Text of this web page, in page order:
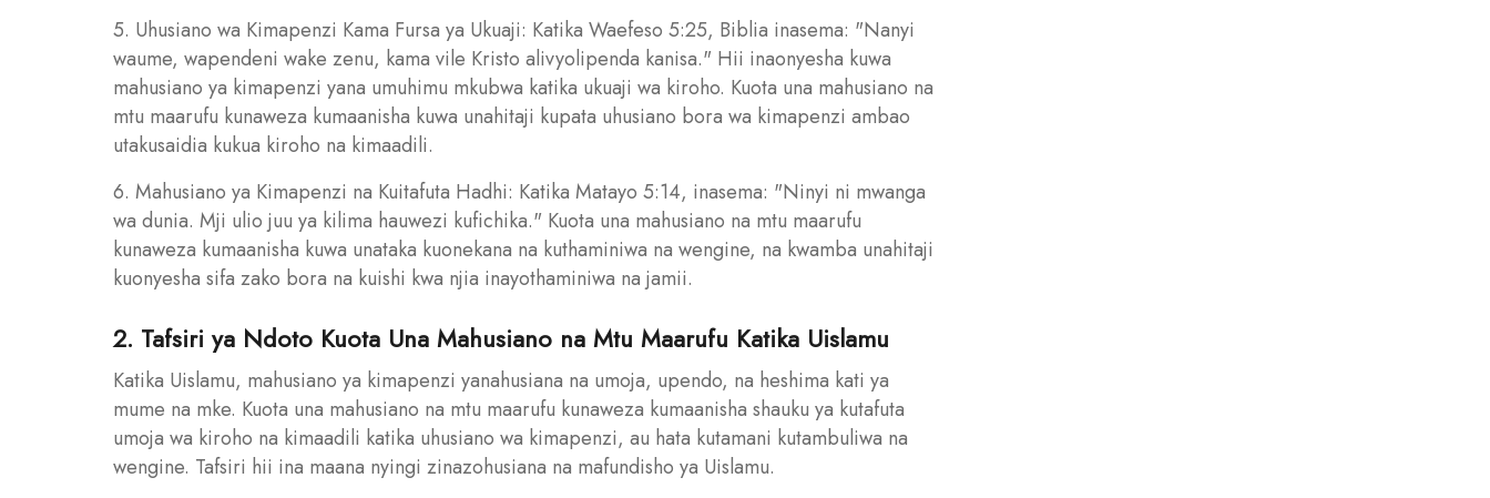
5. Uhusiano wa Kimapenzi Kama Fursa ya Ukuaji: Katika Waefeso 5:25, Biblia inasema: "Nanyi
waume, wapendeni wake zenu, kama vile Kristo alivyolipenda kanisa." Hii inaonyesha kuwa
mahusiano ya kimapenzi yana umuhimu mkubwa katika ukuaji wa kiroho. Kuota una mahusiano na
mtu maarufu kunaweza kumaanisha kuwa unahitaji kupata uhusiano bora wa kimapenzi ambao
utakusaidia kukua kiroho na kimaadili.
6. Mahusiano ya Kimapenzi na Kuitafuta Hadhi: Katika Matayo 5:14, inasema: "Ninyi ni mwanga
wa dunia. Mji ulio juu ya kilima hauwezi kufichika." Kuota una mahusiano na mtu maarufu
kunaweza kumaanisha kuwa unataka kuonekana na kuthaminiwa na wengine, na kwamba unahitaji
kuonyesha sifa zako bora na kuishi kwa njia inayothaminiwa na jamii.
2. Tafsiri ya Ndoto Kuota Una Mahusiano na Mtu Maarufu Katika Uislamu
Katika Uislamu, mahusiano ya kimapenzi yanahusiana na umoja, upendo, na heshima kati ya
mume na mke. Kuota una mahusiano na mtu maarufu kunaweza kumaanisha shauku ya kutafuta
umoja wa kiroho na kimaadili katika uhusiano wa kimapenzi, au hata kutamani kutambuliwa na
wengine. Tafsiri hii ina maana nyingi zinazohusiana na mafundisho ya Uislamu.